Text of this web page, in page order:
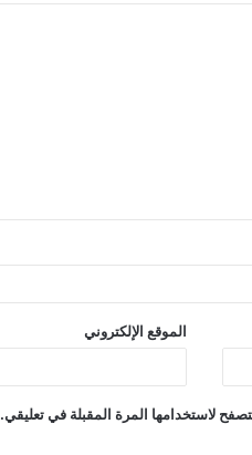
الموقع الإلكتروني
لاستخدامها المرة المقبلة في تعليقي.